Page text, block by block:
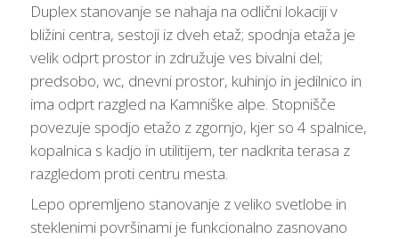
Duplex stanovanje se nahaja na odlični lokaciji v
bližini centra, sestoji iz dveh etaž; spodnja etaža je
velik odprt prostor in združuje ves bivalni del;
predsobo, wc, dnevni prostor, kuhinjo in jedilnico in
ima odprt razgled na Kamniške alpe. Stopnišče
povezuje spodjo etažo z zgornjo, kjer so 4 spalnice,
kopalnica s kadjo in utilitijem, ter nadkrita terasa z
razgledom proti centru mesta.
Lepo opremljeno stanovanje z veliko svetlobe in
steklenimi površinami je funkcionalno zasnovano